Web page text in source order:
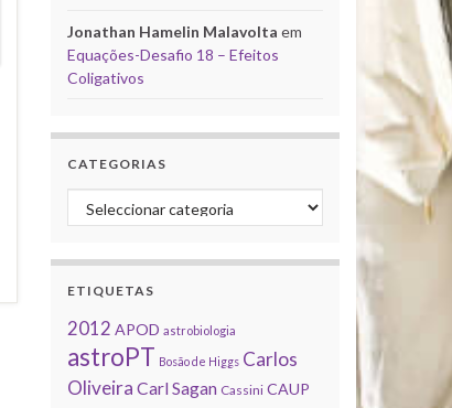
Jonathan Hamelin Malavolta em
Equações-Desafio 18 – Efeitos
Coligativos
CATEGORIAS
Categorias
ETIQUETAS
2012 APOD astrobiologia
astroPT Bosão de Higgs Carlos
Oliveira Carl Sagan Cassini CAUP